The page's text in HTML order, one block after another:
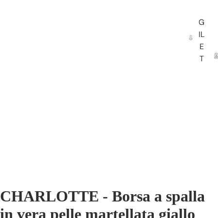
G
IL
E
T
CHARLOTTE - Borsa a spalla
in vera pelle martellata giallo